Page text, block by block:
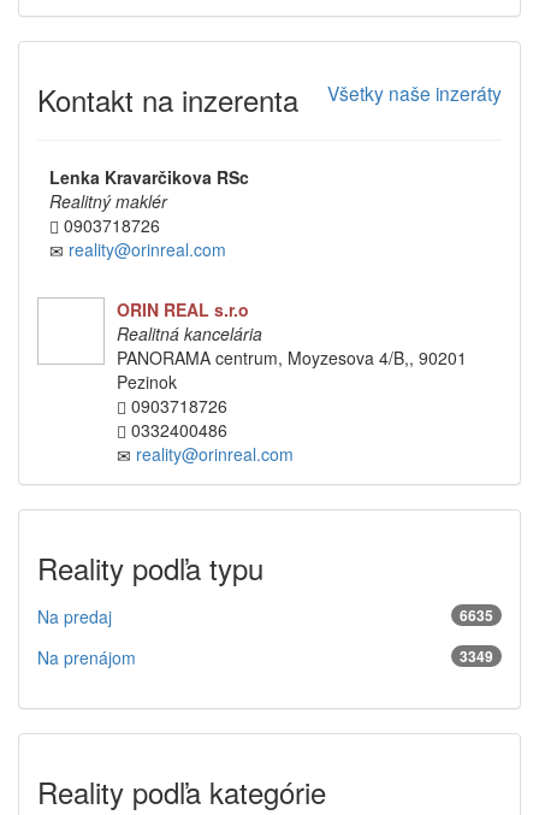
Kontakt na inzerenta Všetky naše inzeráty
Lenka Kravarčikova RSc
Realitný maklér
0903718726
reality@orinreal.com
ORIN REAL s.r.o
Realitná kancelária
PANORAMA centrum, Moyzesova 4/B,, 90201
Pezinok
0903718726
0332400486
reality@orinreal.com
Reality podľa typu
6635
Na predaj
3349
Na prenájom
Reality podľa kategórie